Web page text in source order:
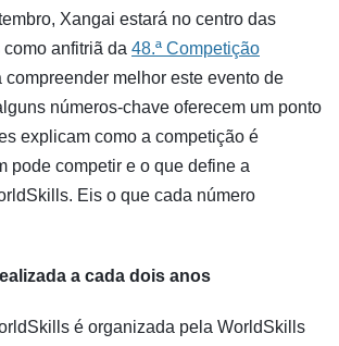
Xangai estará no centro das
anfitriã da 48.ª Competição
compreender melhor este evento de
números-chave oferecem um ponto
explicam como a competição é
pode competir e o que define a
Eis o que cada número
a cada dois anos
é organizada pela WorldSkills